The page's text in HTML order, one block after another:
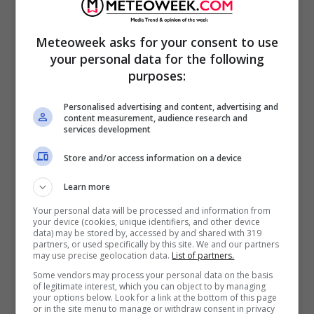
Giulia De Lellis, post Instagram
Meteoweek asks for your consent to use
your personal data for the following
purposes:
Personalised advertising and content, advertising and
content measurement, audience research and
services development
Store and/or access information on a device
Learn more
Your personal data will be processed and information from
your device (cookies, unique identifiers, and other device
data) may be stored by, accessed by and shared with 319
partners, or used specifically by this site. We and our partners
may use precise geolocation data. List of partners.
Some vendors may process your personal data on the basis
of legitimate interest, which you can object to by managing
your options below. Look for a link at the bottom of this page
or in the site menu to manage or withdraw consent in privacy